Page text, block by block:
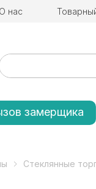
О нас
замерщика
Стеклянные